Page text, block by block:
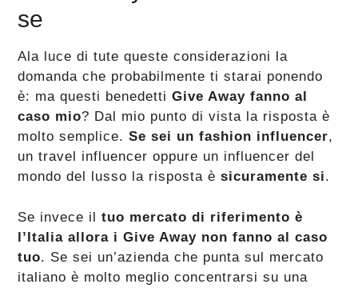
se
Ala luce di tute queste considerazioni la
domanda che probabilmente ti starai ponendo
è: ma questi benedettiGive Away fanno al
caso mio? Dal mio punto di vista la risposta è
molto semplice.Se sei un fashion influencer,
un travel influencer oppure un influencer del
mondo del lusso la risposta èsicuramente si.
Se invece iltuo mercato di riferimento è
l’Italia allora i Give Away non fanno al caso
tuo. Se sei un’azienda che punta sul mercato
italiano è molto meglio concentrarsi su una